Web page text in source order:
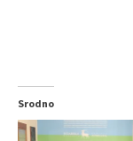
Srodno